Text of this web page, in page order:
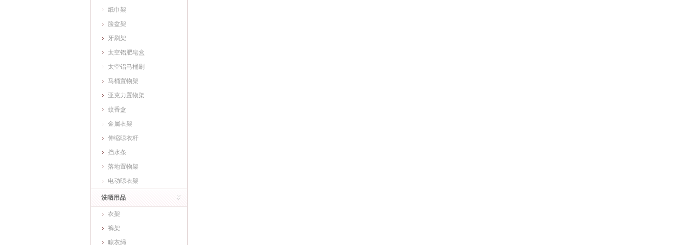
纸巾架
脸盆架
牙刷架
太空铝肥皂盒
太空铝马桶刷
马桶置物架
亚克力置物架
蚊香盒
金属衣架
伸缩晾衣杆
挡水条
落地置物架
电动晾衣架
洗晒用品
衣架
裤架
晾衣绳